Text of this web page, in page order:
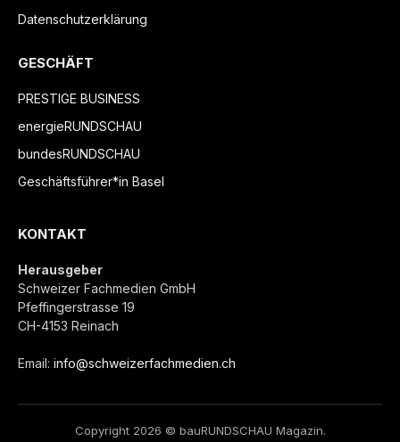
Datenschutzerklärung
GESCHÄFT
PRESTIGE BUSINESS
energieRUNDSCHAU
bundesRUNDSCHAU
Geschäftsführer*in Basel
KONTAKT
Herausgeber
Schweizer Fachmedien GmbH
Pfeffingerstrasse 19
CH-4153 Reinach
Email: info@schweizerfachmedien.ch
Copyright 2026 © bauRUNDSCHAU Magazin.